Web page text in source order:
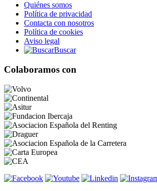
Quiénes somos
Política de privacidad
Contacta con nosotros
Política de cookies
Aviso legal
Buscar
Colaboramos con